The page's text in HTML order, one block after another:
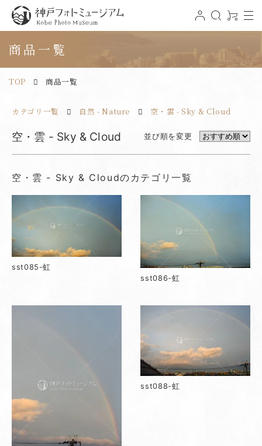
神戸フォトミュージアム
ロ
グ 索
0
ア
t
g
a
商品一覧
TOP 商品一覧
カテゴリ一覧 自然 - Nature 空・雲 - Sky & Cloud
空・雲 - Sky & Cloud 並び順を変更
空・雲 - Sky & Cloudのカテゴリ一覧
sst085-虹
sst086-虹
sst088-虹